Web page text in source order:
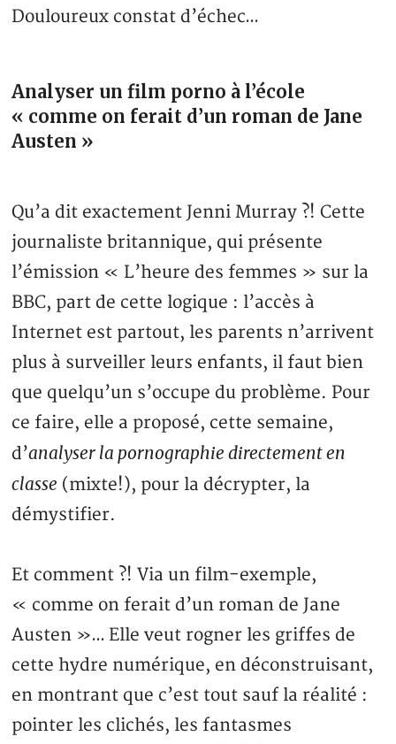
Douloureux constat d’échec…
Analyser un film porno à l’école
« comme on ferait d’un roman de Jane
Austen »
Qu’a dit exactement Jenni Murray ?! Cette
journaliste britannique, qui présente
l’émission « L’heure des femmes » sur la
BBC, part de cette logique : l’accès à
Internet est partout, les parents n’arrivent
plus à surveiller leurs enfants, il faut bien
que quelqu’un s’occupe du problème. Pour
ce faire, elle a proposé, cette semaine,
d’analyser la pornographie directement en
classe (mixte!), pour la décrypter, la
démystifier.
Et comment ?! Via un film-exemple,
« comme on ferait d’un roman de Jane
Austen »… Elle veut rogner les griffes de
cette hydre numérique, en déconstruisant,
en montrant que c’est tout sauf la réalité :
pointer les clichés, les fantasmes